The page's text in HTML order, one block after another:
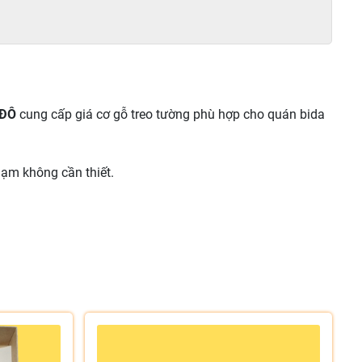
cung cấp giá cơ gỗ treo tường phù hợp cho quán bida
không cần thiết.